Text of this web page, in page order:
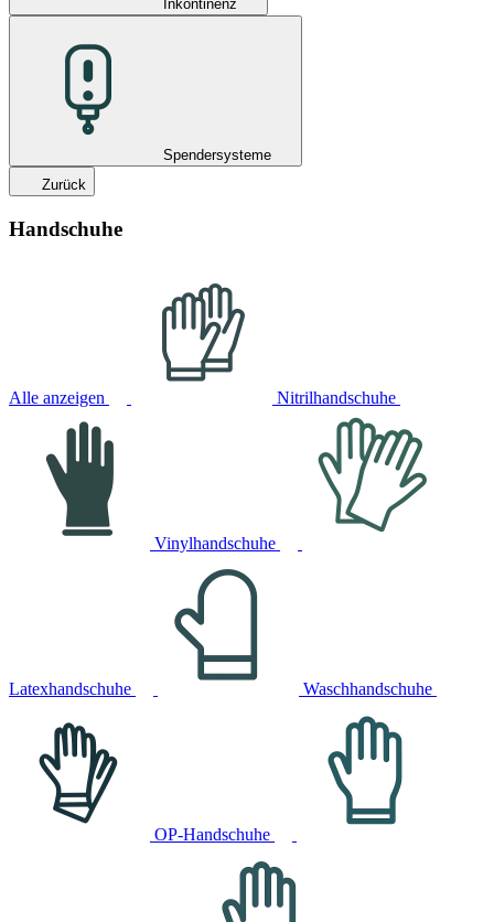
Inkontinenz
Spendersysteme
Zurück
Handschuhe
Alle anzeigen Nitrilhandschuhe
Vinylhandschuhe
Latexhandschuhe Waschhandschuhe
OP-Handschuhe